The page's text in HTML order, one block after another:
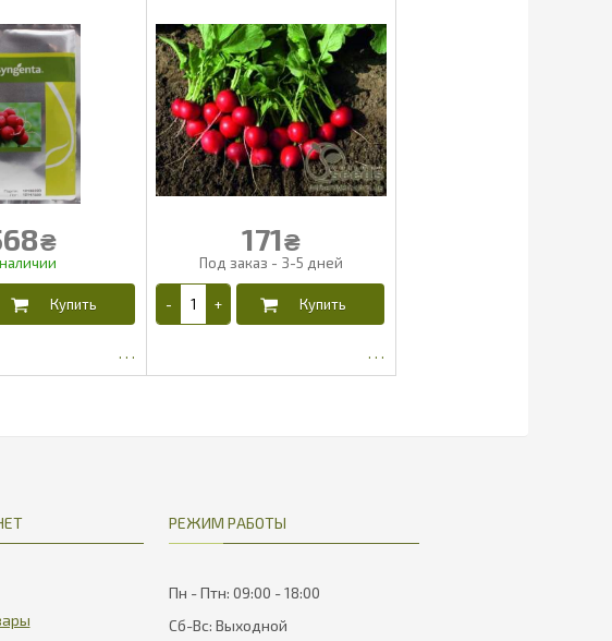
₴ 171₴
РЕЖИМ РАБОТЫ
Пн - Птн: 09:00 - 18:00
Сб-Вс: Выходной